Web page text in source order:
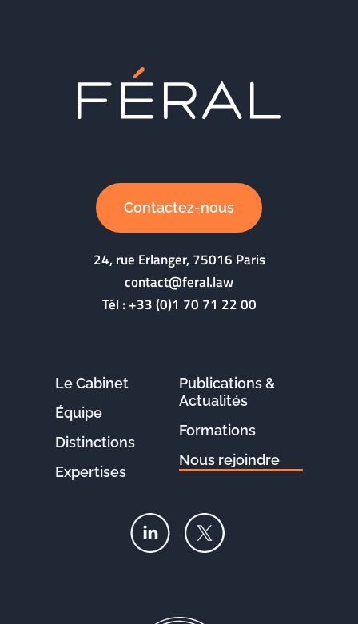
Contactez-nous
24, rue Erlanger, 75016 Paris
contact@feral.law
Tél :+33 (0)1 70 71 22 00
Le Cabinet
Équipe
Distinctions
Expertises
Publications &
Actualités
Formations
Nous rejoindre